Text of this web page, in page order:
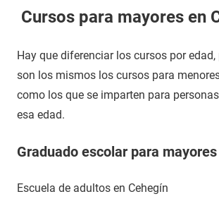
Cursos para mayores en
Hay que diferenciar los cursos por
son los mismos los cursos para
como los que se imparten para
esa edad.
Graduado escolar para
Escuela de adultos en Cehegín